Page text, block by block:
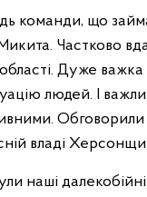
команди, що
Частково
Дуже важка
людей. І
владі
наші